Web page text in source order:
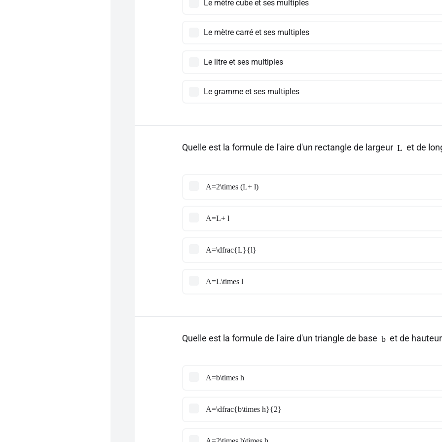
Le mètre cube et ses multiples
Le mètre carré et ses multiples
Le litre et ses multiples
Le gramme et ses multiples
Quelle est la formule de l'aire d'un rectangle de largeur L et de
A=2\times (L+ l)
A=L+ l
A=\dfrac{L}{l}
A=L\times l
Quelle est la formule de l'aire d'un triangle de base b et de hauteur
A=b\times h
A=\dfrac{b\times h}{2}